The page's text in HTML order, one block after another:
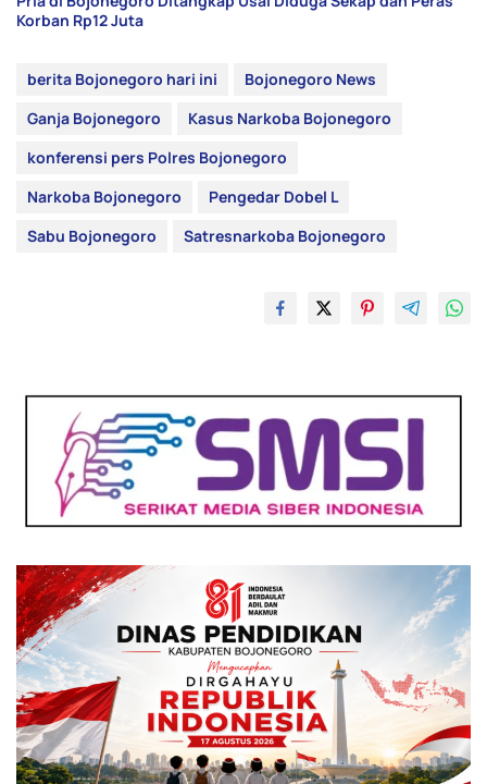
Korban Rp12 Juta
berita Bojonegoro hari ini
Bojonegoro News
Ganja Bojonegoro
Kasus Narkoba Bojonegoro
konferensi pers Polres Bojonegoro
Narkoba Bojonegoro
Pengedar Dobel L
Sabu Bojonegoro
Satresnarkoba Bojonegoro